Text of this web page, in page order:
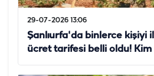
29-07-2026 13:06
Şanlıurfa'da binlerce kişiyi
ücret tarifesi belli oldu!